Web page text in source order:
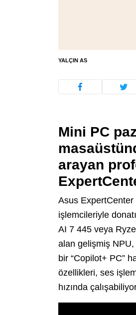
YALÇIN AS
Mini PC
arayan
Asus ExpertCenter
işlemcileriyle
AI 7 445 veya
alan gelişmiş
bir “Copilot+ PC”
özellikleri, ses
hızında